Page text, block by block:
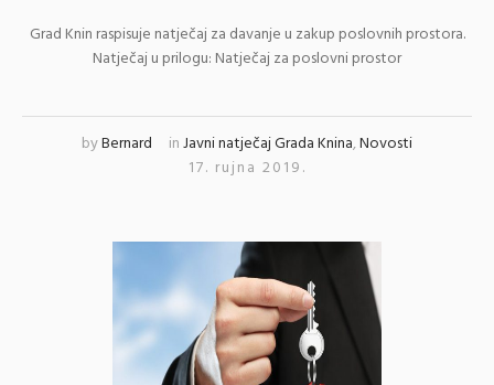
Grad Knin raspisuje natječaj za davanje u zakup poslovnih prostora.
Natječaj u prilogu: Natječaj za poslovni prostor
byBernard inJavni natječaj Grada Knina,Novosti
17. rujna 2019.